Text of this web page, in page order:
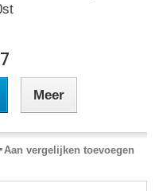
Meer
Aan vergelijken toevoegen